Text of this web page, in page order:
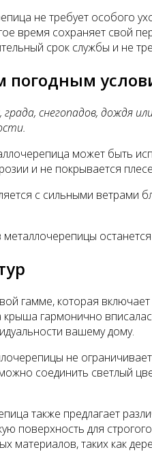
не требует особого
время сохраняет свой
срок службы и не
погодным
снегопадов, дождя
может быть
и не покрывается
с сильными ветрами
гамме, которая
гармонично
вашему дому.
не
соединить светлый
также предлагает
поверхность для
материалов, таких как